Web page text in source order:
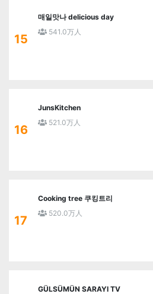
15
매일맛나 delicious day
541.0万人
16
JunsKitchen
521.0万人
17
Cooking tree 쿠킹트리
520.0万人
GÜLSÜMÜN SARAYI TV